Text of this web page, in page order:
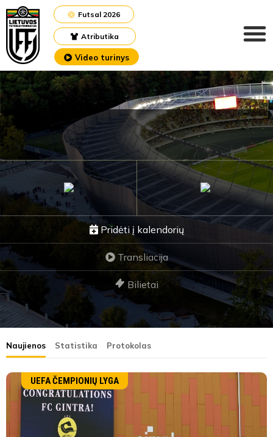
Atributika
Futsal 2026
Video turinys
Pridėti į kalendorių
Transliacija
Bilietai
Naujienos Statistika Protokolas
UEFA ČEMPIONIŲ LYGA